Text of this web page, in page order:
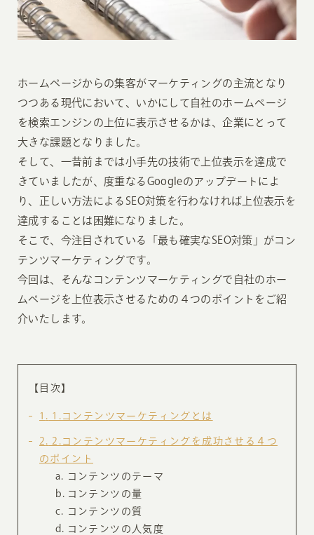
ホームページからの集客がマーケティングの主流となり
つつある現代において、いかにして自社のホームページ
を検索エンジンの上位に表示させるかは、企業にとって
大きな課題となりました。
そして、一昔前までは小手先の技術で上位表示を達成で
きていましたが、度重なるGoogleのアップデートによ
り、正しい方法によるSEO対策を行わなければ上位表示を
達成することは困難になりました。
そこで、今注目されている「最も確実なSEO対策」がコン
テンツマーケティングです。
今回は、そんなコンテンツマーケティングで自社のホー
ムページを上位表示させるための４つのポイントをご紹
介いたします。
【目次】
1 1.コンテンツマーケティングとは
2
2.コンテンツマーケティングを成功させる４つ
のポイント
コンテンツのテーマ
コンテンツの量
コンテンツの質
コンテンツの人気度